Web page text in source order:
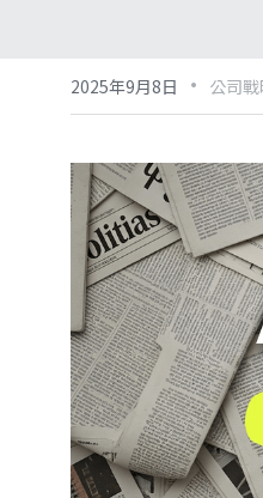
2025年9月8日 · 公司